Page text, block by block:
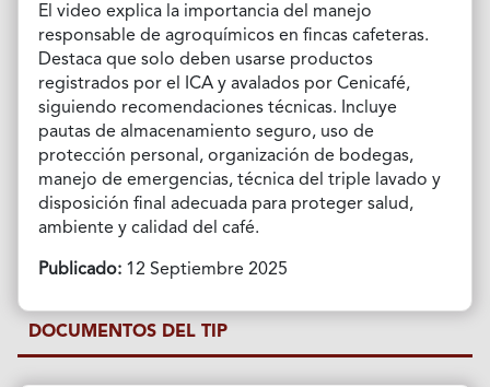
El video explica la importancia del manejo
responsable de agroquímicos en fincas cafeteras.
Destaca que solo deben usarse productos
registrados por el ICA y avalados por Cenicafé,
siguiendo recomendaciones técnicas. Incluye
pautas de almacenamiento seguro, uso de
protección personal, organización de bodegas,
manejo de emergencias, técnica del triple lavado y
disposición final adecuada para proteger salud,
ambiente y calidad del café.
Publicado:12 Septiembre 2025
DOCUMENTOS DEL TIP